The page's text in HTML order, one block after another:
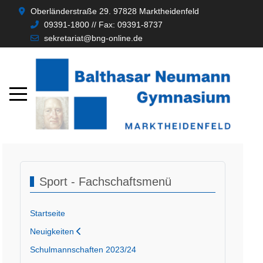
Oberländerstraße 29. 97828 Marktheidenfeld
09391-1800 // Fax: 09391-8737
sekretariat@bng-online.de
Sport - Fachschaftsmenü
Startseite
Neuigkeiten
Schulmannschaften 2023/24